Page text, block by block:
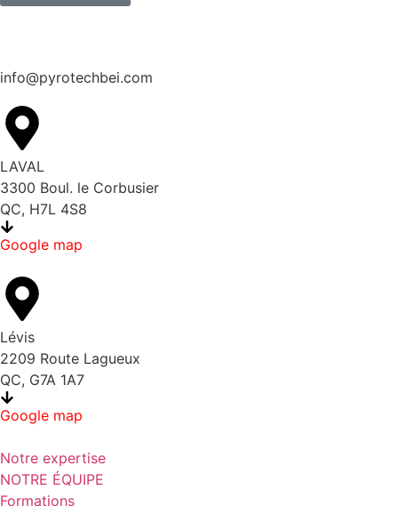
info@pyrotechbei.com
LAVAL
3300 Boul. le Corbusier
QC, H7L 4S8
Google map
Lévis
2209 Route Lagueux
QC, G7A 1A7
Google map
Notre expertise
NOTRE ÉQUIPE
Formations